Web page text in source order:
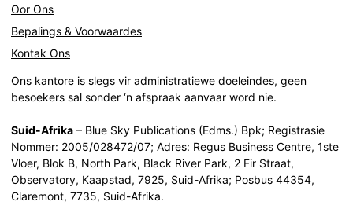
Oor Ons
Bepalings & Voorwaardes
Kontak Ons
Ons kantore is slegs vir administratiewe doeleindes, geen
besoekers sal sonder ‘n afspraak aanvaar word nie.
Suid-Afrika – Blue Sky Publications (Edms.) Bpk; Registrasie
Nommer: 2005/028472/07; Adres: Regus Business Centre, 1ste
Vloer, Blok B, North Park, Black River Park, 2 Fir Straat,
Observatory, Kaapstad, 7925, Suid-Afrika; Posbus 44354,
Claremont, 7735, Suid-Afrika.